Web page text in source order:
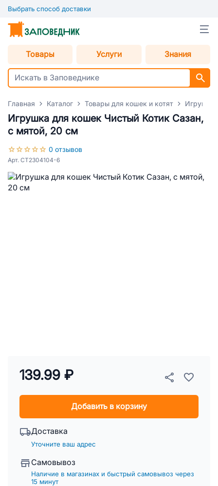
Выбрать способ доставки
Товары Услуги Знания
Главная Каталог Товары для кошек и котят Игрушки
Игрушка для кошек Чистый Котик Сазан,
с мятой, 20 см
0 отзывов
Арт. CT2304104-6
139.99 ₽
Добавить в корзину
Доставка
Уточните ваш адрес
Самовывоз
Наличие в магазинах и быстрый самовывоз через
15 минут